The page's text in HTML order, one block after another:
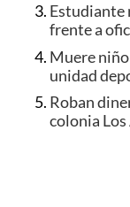
Estudiante
frente a
Muere
unidad
Roban
colonia Los